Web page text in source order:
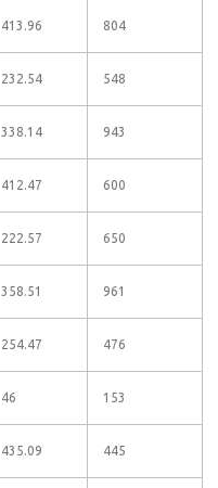
413.96 804
232.54 548
338.14 943
412.47 600
222.57 650
358.51 961
254.47 476
46 153
435.09 445